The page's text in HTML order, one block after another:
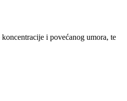
i povećanog umora, te